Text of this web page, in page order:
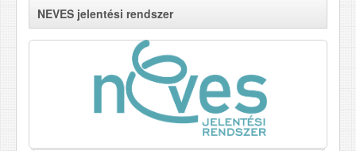
NEVES jelentési rendszer